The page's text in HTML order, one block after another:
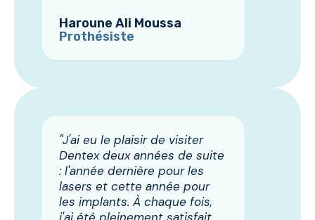
Haroune Ali Moussa
Prothésiste
"J'ai eu le plaisir de visiter
Dentex deux années de suite
: l'année dernière pour les
lasers et cette année pour
les implants. À chaque fois,